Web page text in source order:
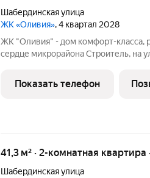
Шабердинская улица
ЖК «Оливия», 4 квартал 2028
ЖК "Оливия" - дом комфорт-класса,
сердце микрорайона Строитель, на
Матрица, остановки общественного
взрослых и
Показать телефон
41,3 м² · 2-комнатная квартира
Шабердинская улица